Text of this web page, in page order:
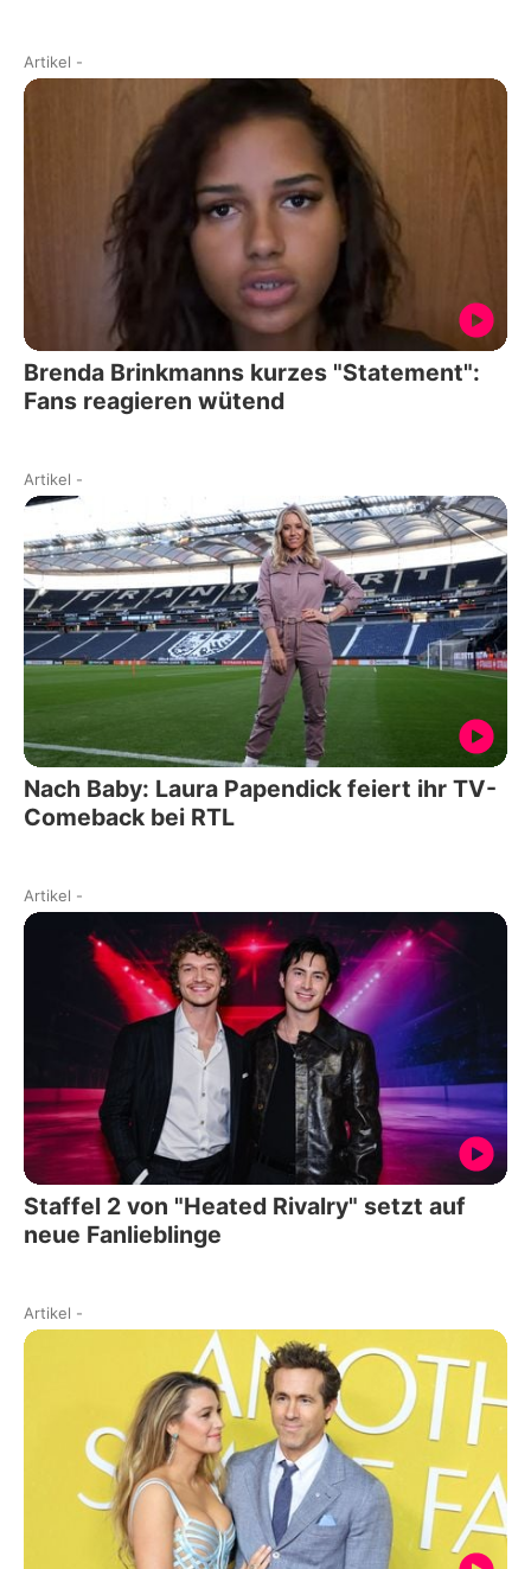
Artikel -
Brenda Brinkmanns kurzes "Statement":
Fans reagieren wütend
Artikel -
Nach Baby: Laura Papendick feiert ihr TV-
Comeback bei RTL
Artikel -
Staffel 2 von "Heated Rivalry" setzt auf
neue Fanlieblinge
Artikel -